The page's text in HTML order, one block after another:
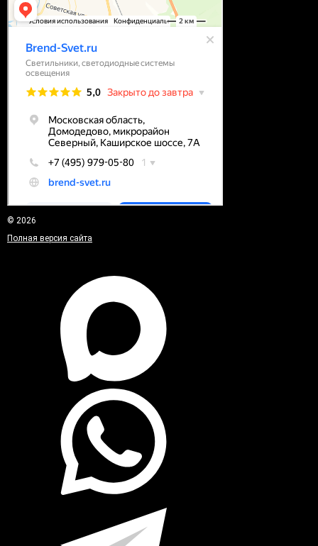
© 2026
Полная версия сайта